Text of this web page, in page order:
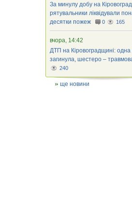
За минулу добу на
рятувальники ліквідували
десятки пожеж
0 165
вчора, 14:42
ДТП на Кіровоградщині:
загинула, шестеро –
240
ще новини